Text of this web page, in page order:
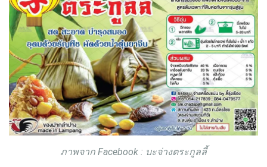
ภาพจาก Facebook : บะจ่างตระกูลลี้